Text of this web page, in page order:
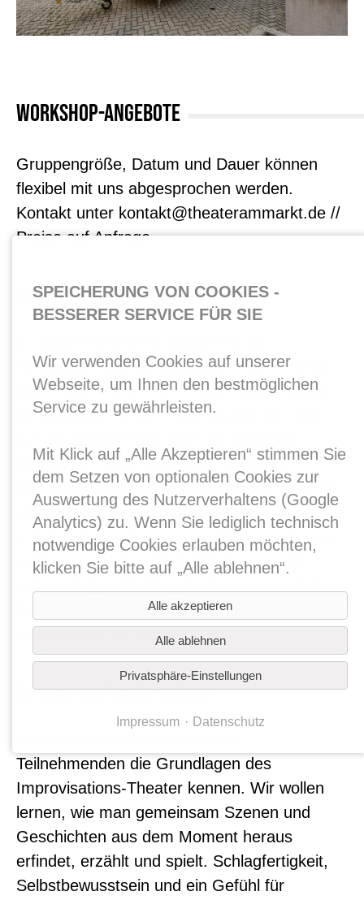
WORKSHOP-ANGEBOTE
Gruppengröße, Datum und Dauer können
flexibel mit uns abgesprochen werden.
Kontakt unter kontakt@theaterammarkt.de //
Preise auf Anfrage.
SCHAUSPIEL-WORKSHOP // GRUNDLAGEN
Grundlagen der Schauspieltechnik erlernen.
Wie entwickele ich eine Rolle? Wie verbinde
ich die Rolle mit mir? Wie bewege ich mich
Regeln im Zusammenspiel mit meinen
BühnenpartnerInnen? Welche Rolle spielt der
Raum? Was ist eigentlich Präsenz? Wie
drücke ich Emotionen aus? All diesen Fragen
wollen wir spielerischen Miteinander und
Theatertexten begegnen.Es ist auch möglich,
Aufbaukurse zu buchen.
IMPROVISATIONSTHEATER-WORKSHOP
Teilnehmenden die Grundlagen des
Improvisations-Theater kennen. Wir wollen
lernen, wie man gemeinsam Szenen und
Geschichten aus dem Moment heraus
erfindet, erzählt und spielt. Schlagfertigkeit,
Selbstbewusstsein und ein Gefühl für
SPEICHERUNG VON COOKIES -
BESSERER SERVICE FÜR SIE
Wir verwenden Cookies auf unserer
Webseite, um Ihnen den bestmöglichen
Service zu gewährleisten.
Mit Klick auf „Alle Akzeptieren“ stimmen Sie
dem Setzen von optionalen Cookies zur
Auswertung des Nutzerverhaltens (Google
Analytics) zu. Wenn Sie lediglich technisch
notwendige Cookies erlauben möchten,
klicken Sie bitte auf „Alle ablehnen“.
Alle akzeptieren
Alle ablehnen
Privatsphäre-Einstellungen
Impressum Datenschutz